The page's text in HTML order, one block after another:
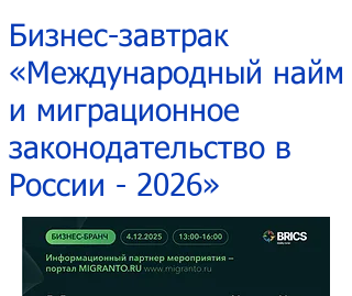
Бизнес-завтрак
«Международный найм
и миграционное
законодательство в
России - 2026»